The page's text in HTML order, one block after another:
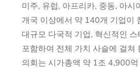
미주, 유럽, 아프리카, 중동, 아시
개국 이상에서 약 140개 기업이
대규모 다국적 기업, 혁신적인
포함하여 전체 가치 사슬에 걸쳐
의회는 시가총액 약 1조 4,900